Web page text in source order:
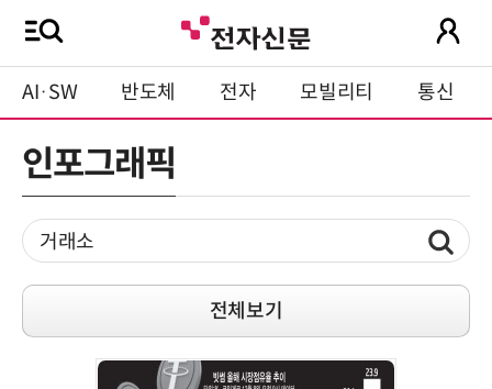
AI·SW 반도체 전자 모빌리티 통신
인포그래픽
전체보기